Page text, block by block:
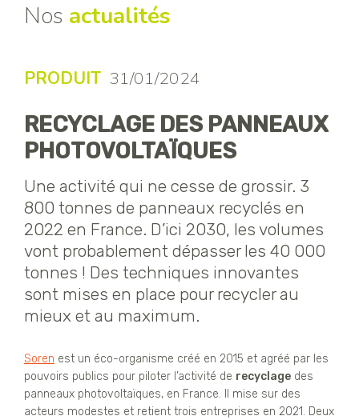
Nos actualités
PRODUIT 31/01/2024
RECYCLAGE DES PANNEAUX
PHOTOVOLTAÏQUES
Une activité qui ne cesse de grossir. 3
800 tonnes de panneaux recyclés en
2022 en France. D’ici 2030, les volumes
vont probablement dépasser les 40 000
tonnes ! Des techniques innovantes
sont mises en place pour recycler au
mieux et au maximum.
Soren est un éco-organisme créé en 2015 et agréé par les
pouvoirs publics pour piloter l’activité de recyclage des
panneaux photovoltaïques, en France. Il mise sur des
acteurs modestes et retient trois entreprises en 2021. Deux